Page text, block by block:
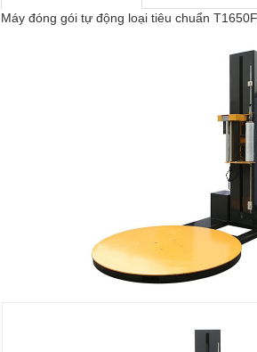
Máy đóng gói tự động loại tiêu chuẩn T1650F.